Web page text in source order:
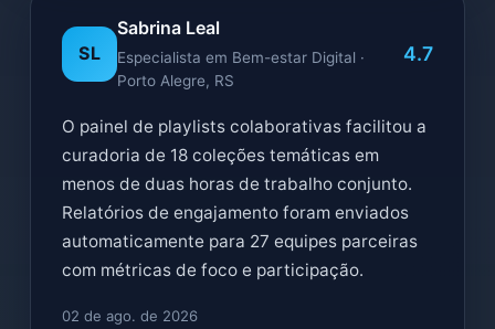
SL
Sabrina Leal
Especialista em Bem-estar Digital ·
Porto Alegre, RS
4.7
O painel de playlists colaborativas facilitou a
curadoria de 18 coleções temáticas em
menos de duas horas de trabalho conjunto.
Relatórios de engajamento foram enviados
automaticamente para 27 equipes parceiras
com métricas de foco e participação.
02 de ago. de 2026